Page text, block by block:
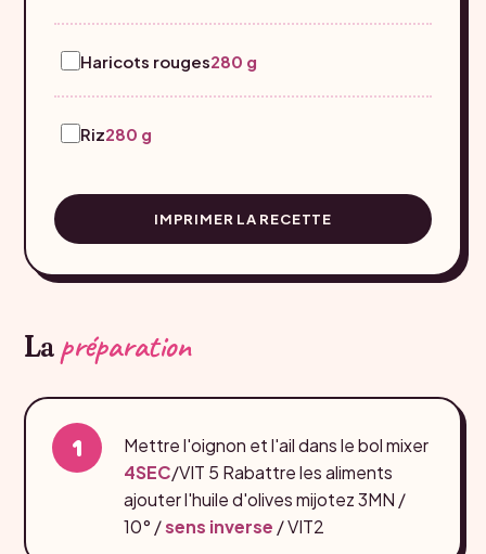
Haricots rouges280 g
Riz280 g
IMPRIMER LA RECETTE
La préparation
Mettre l'oignon et l'ail dans le bol mixer
4SEC/VIT 5 Rabattre les aliments
ajouter l'huile d'olives mijotez 3MN /
10° /sens inverse / VIT2